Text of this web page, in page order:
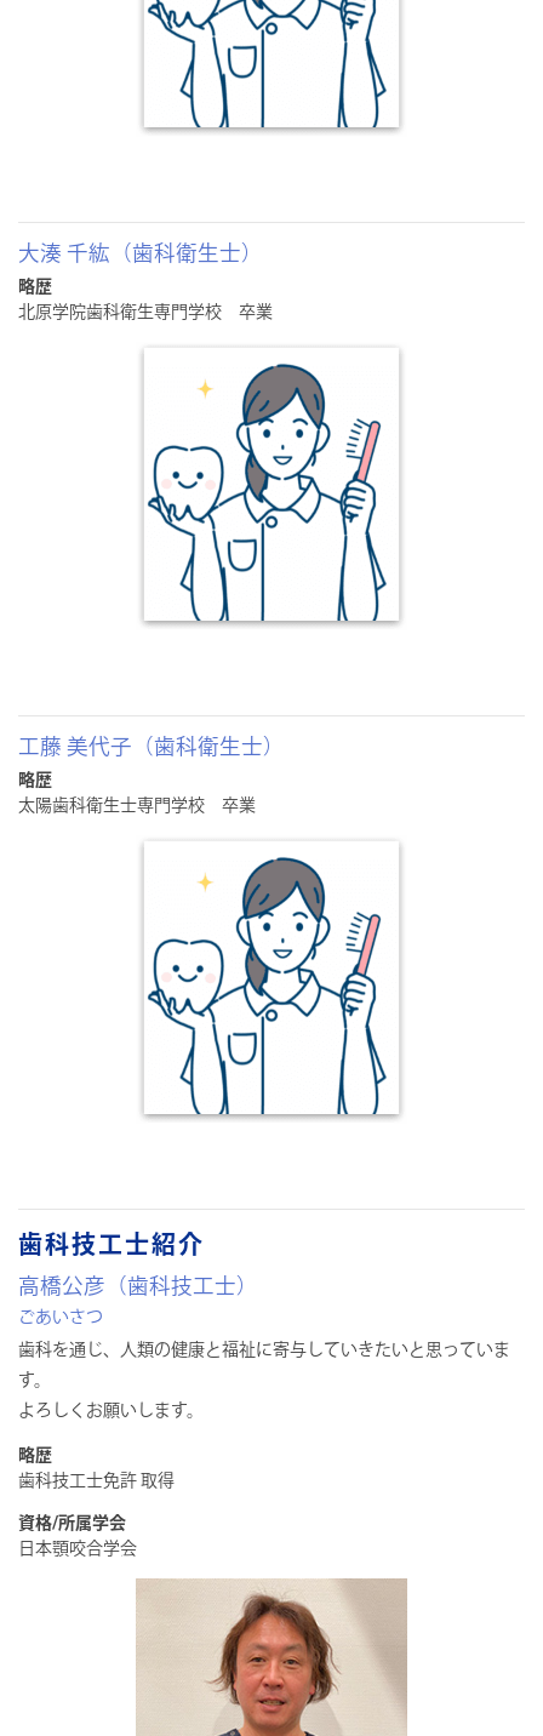
大湊 千紘（歯科衛生士）
略歴
北原学院歯科衛生専門学校 卒業
工藤 美代子（歯科衛生士）
略歴
太陽歯科衛生士専門学校 卒業
歯科技工士紹介
高橋公彦（歯科技工士）
ごあいさつ
歯科を通じ、人類の健康と福祉に寄与していきたいと思っていま
す。
よろしくお願いします。
略歴
歯科技工士免許 取得
資格/所属学会
日本顎咬合学会